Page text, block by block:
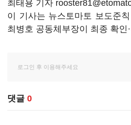
최태용 기자
이 기사는 뉴스토마토 보도준
최병호 공동체부장이 최종 확인
댓글 0